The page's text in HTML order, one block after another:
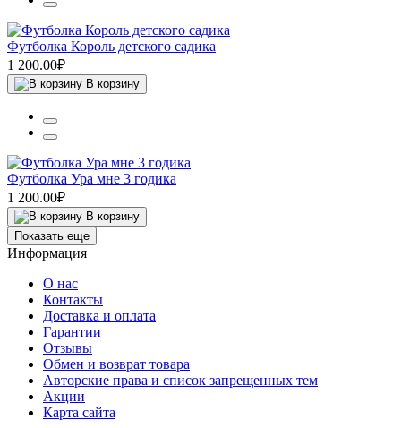
Футболка Король детского садика
1 200.00₽
В корзину
Футболка Ура мне 3 годика
1 200.00₽
В корзину
Показать еще
Информация
О нас
Контакты
Доставка и оплата
Гарантии
Отзывы
Обмен и возврат товара
Авторские права и список запрещенных тем
Акции
Карта сайта